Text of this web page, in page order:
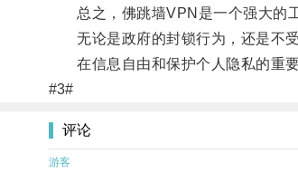
总之，佛跳墙VPN是一个强大的工
无论是政府的封锁行为，还是不受
在信息自由和保护个人隐私的重要
#3#
评论
游客